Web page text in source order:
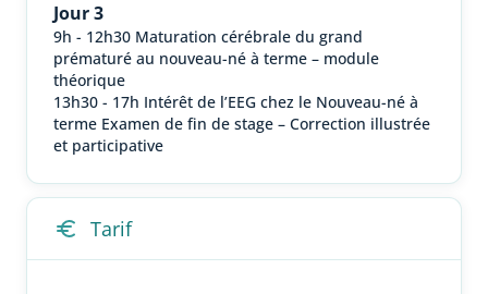
Jour 3
9h - 12h30 Maturation cérébrale du grand
prématuré au nouveau-né à terme – module
théorique
13h30 - 17h Intérêt de l’EEG chez le Nouveau-né à
terme Examen de fin de stage – Correction illustrée
et participative
Tarif